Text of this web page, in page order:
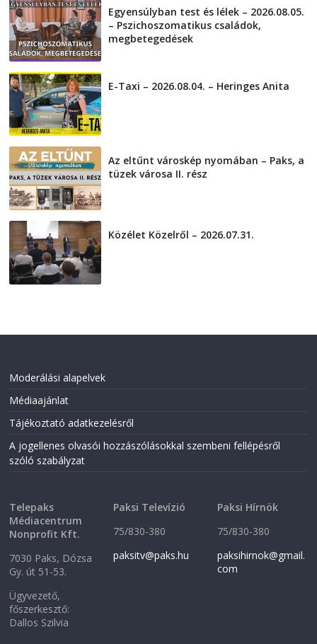
Egyensúlyban test és lélek – 2026.08.05.
– Pszichoszomatikus családok,
megbetegedések
E-Taxi – 2026.08.04. – Heringes Anita
Az eltűnt városkép nyomában – Paks, a
tüzek városa II. rész
Közélet Közelről – 2026.07.31.
Moderálási alapelvek
Médiaajánlat
Tájékoztató adatkezelésről
A jogellenes olvasói hozzászólásokkal szembeni fellépésről
szóló szabályzat
Telepaks
Médiacentrum
Nonprofit Kft.
7030 Paks, Dózsa
Gy. út 51-53.
Ügyvezető,
főszerkesztő:
Dallos Szilvia
Paksi Televízió
75/830-380
paksitv@paks.hu
Paksi Hírnök
75/830-380
paksihirnok@gmail.
com